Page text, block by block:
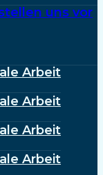
uns vor
Arbeit
Arbeit
Arbeit
Arbeit